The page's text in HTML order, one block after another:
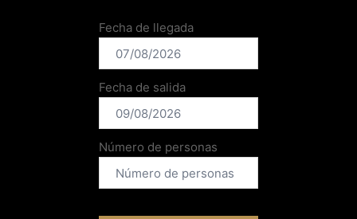
Fecha de llegada
Fecha de salida
Número de personas